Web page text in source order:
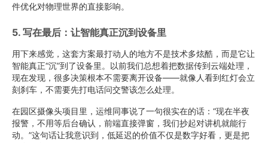
件优化对物理世界的直接影响。
5. 写在最后：让智能真正沉到设备里
用下来感觉，这套方案最打动人的地方不是技术多炫酷，而是它让
智能真正“沉”到了设备里。以前我们总想着把数据传到云端处理，
现在发现，很多决策根本不需要离开设备——就像人看到红灯会立
刻刹车，不需要先打电话问交警该怎么处理。
在园区摄像头项目里，运维同事说了一句很实在的话：“现在半夜
报警，不用等后台确认，前端直接弹窗，我们抄起对讲机就能行
动。”这句话让我意识到，低延迟的价值不仅是数字好看，更是把